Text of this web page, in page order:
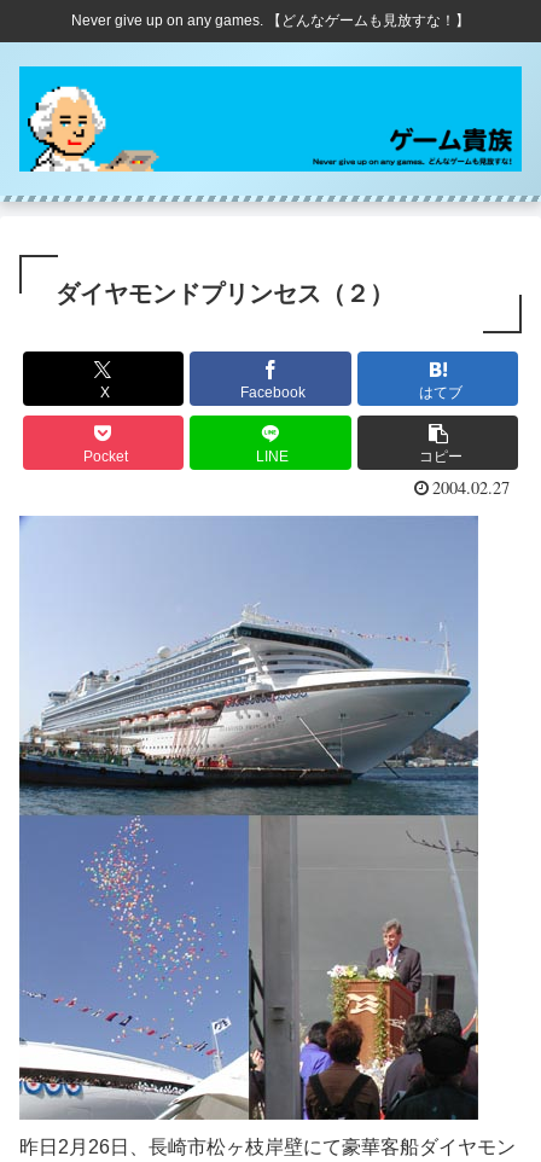
Never give up on any games. 【どんなゲームも見放すな！】
ダイヤモンドプリンセス（２）
X Facebook はてブ
Pocket LINE コピー
2004.02.27
昨日2月26日、長崎市松ヶ枝岸壁にて豪華客船ダイヤモン